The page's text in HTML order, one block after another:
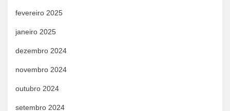
fevereiro 2025
janeiro 2025
dezembro 2024
novembro 2024
outubro 2024
setembro 2024